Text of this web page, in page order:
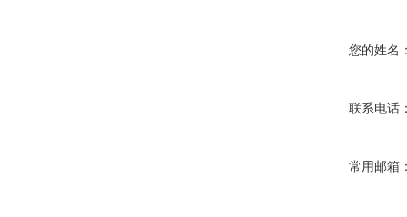
您的姓名
联系电话
常用邮箱